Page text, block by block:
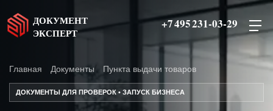
ДОКУМЕНТ
ЭКСПЕРТ
+7 495 231-03-29
Главная Документы Пункта выдачи товаров
ДОКУМЕНТЫ ДЛЯ ПРОВЕРОК • ЗАПУСК БИЗНЕСА